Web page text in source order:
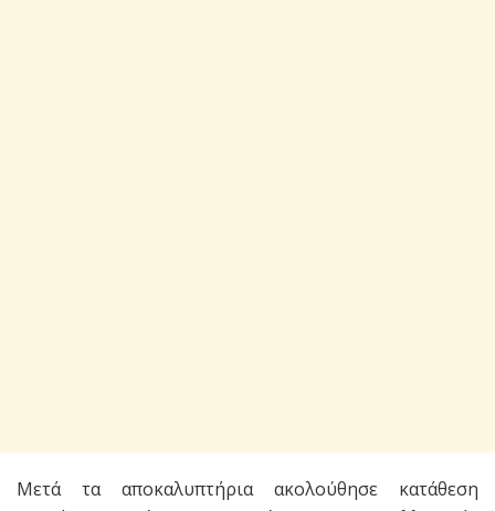
Μετά τα αποκαλυπτήρια ακολούθησε κατάθεση